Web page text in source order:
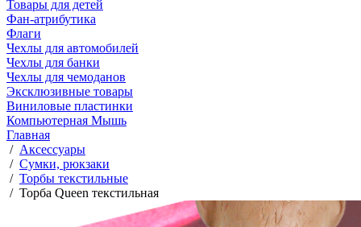
Товары для детей
Фан-атрибутика
Флаги
Чехлы для автомобилей
Чехлы для банки
Чехлы для чемоданов
Эксклюзивные товары
Виниловые пластинки
Компьютерная Мышь
Главная
/ Аксессуары
/ Сумки, рюкзаки
/ Торбы текстильные
/ Торба Queen текстильная